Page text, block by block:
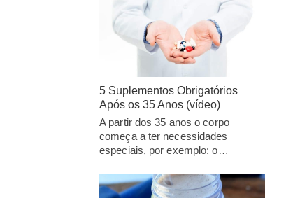
5 Suplementos Obrigatórios
Após os 35 Anos (vídeo)
A partir dos 35 anos o corpo
começa a ter necessidades
especiais, por exemplo: o…